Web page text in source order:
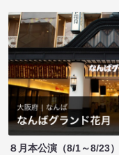
８月本公演（8/1～8/23）